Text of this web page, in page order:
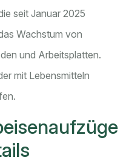
seit Januar 2025
Wachstum von
und Arbeitsplatten.
mit Lebensmitteln